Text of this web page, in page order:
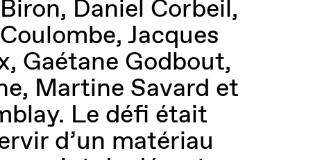
Daniel Corbeil,
Jacques
Gaétane Godbout,
Martine Savard et
Le défi était
d’un matériau